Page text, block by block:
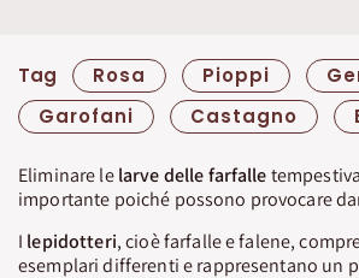
Tag Rosa Pioppi
Garofani
Castagno
Eliminare lelarve delle farfalle
importante poiché possono provocare
I lepidotteri, cioè farfalle e falene,
esemplari differenti e rappresentano un